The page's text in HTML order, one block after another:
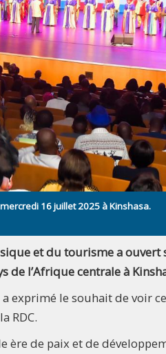
16 juillet 2025 à Kinshasa.
et du tourisme a ouvert
l’Afrique centrale à
a exprimé le souhait de voir
RDC.
de paix et de